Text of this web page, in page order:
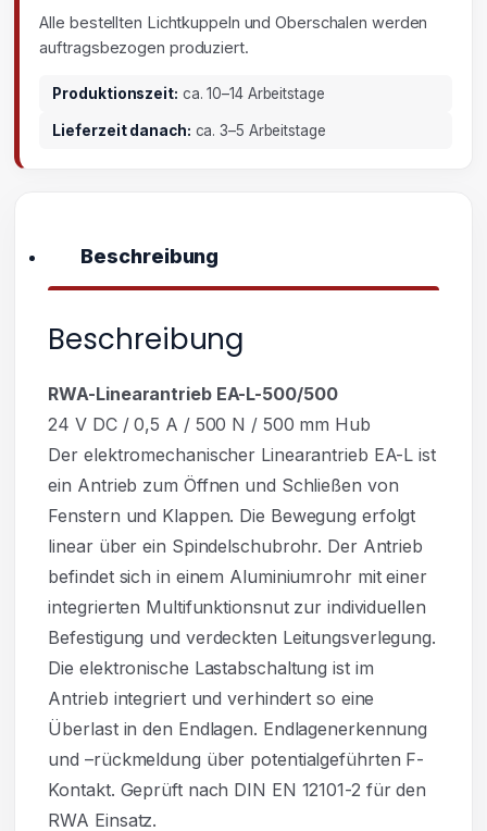
Alle bestellten Lichtkuppeln und Oberschalen werden
auftragsbezogen produziert.
Produktionszeit: ca. 10–14 Arbeitstage
Lieferzeit danach: ca. 3–5 Arbeitstage
Beschreibung
Beschreibung
RWA-Linearantrieb EA-L-500/500
24 V DC / 0,5 A / 500 N / 500 mm Hub
Der elektromechanischer Linearantrieb EA-L ist
ein Antrieb zum Öffnen und Schließen von
Fenstern und Klappen. Die Bewegung erfolgt
linear über ein Spindelschubrohr. Der Antrieb
befindet sich in einem Aluminiumrohr mit einer
integrierten Multifunktionsnut zur individuellen
Befestigung und verdeckten Leitungsverlegung.
Die elektronische Lastabschaltung ist im
Antrieb integriert und verhindert so eine
Überlast in den Endlagen. Endlagenerkennung
und –rückmeldung über potentialgeführten F-
Kontakt. Geprüft nach DIN EN 12101-2 für den
RWA Einsatz.